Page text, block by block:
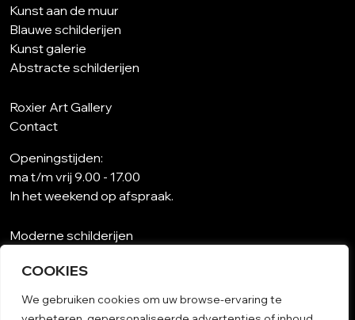
COOKIES
We gebruiken cookies om uw browse-ervaring te
Kunst aan de muur
Blauwe schilderijen
Kunst galerie
Abstracte schilderijen
Roxier Art Gallery
Contact
Openingstijden:
ma t/m vrij 9.00 - 17.00
In het weekend op afspraak.
Moderne schilderijen
Kunst op maat
Schilderijen woonkamer
Unieke schilderijen